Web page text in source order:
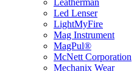
Leatherman
Led Lenser
LightMyFire
Mag Instrument
MagPul®
McNett Corporation
Mechanix Wear